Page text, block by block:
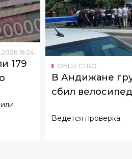
.2026 16:24
179
ОБЩЕСТВО
В Андижане
сбил
Ведется проверка.